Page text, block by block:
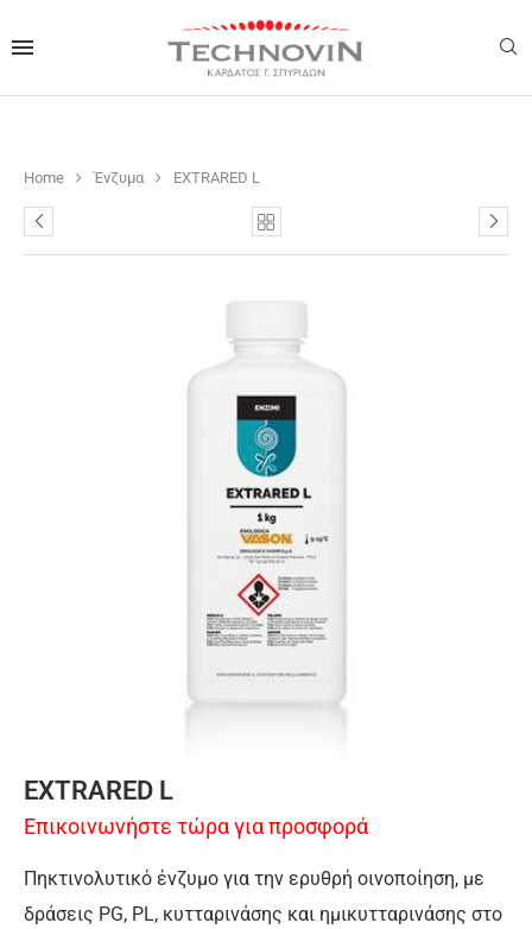
Home Ένζυμα EXTRARED L
EXTRARED L
Επικοινωνήστε τώρα για προσφορά
Πηκτινολυτικό ένζυμο για την ερυθρή οινοποίηση, με
δράσεις PG, PL, κυτταρινάσης και ημικυτταρινάσης στο